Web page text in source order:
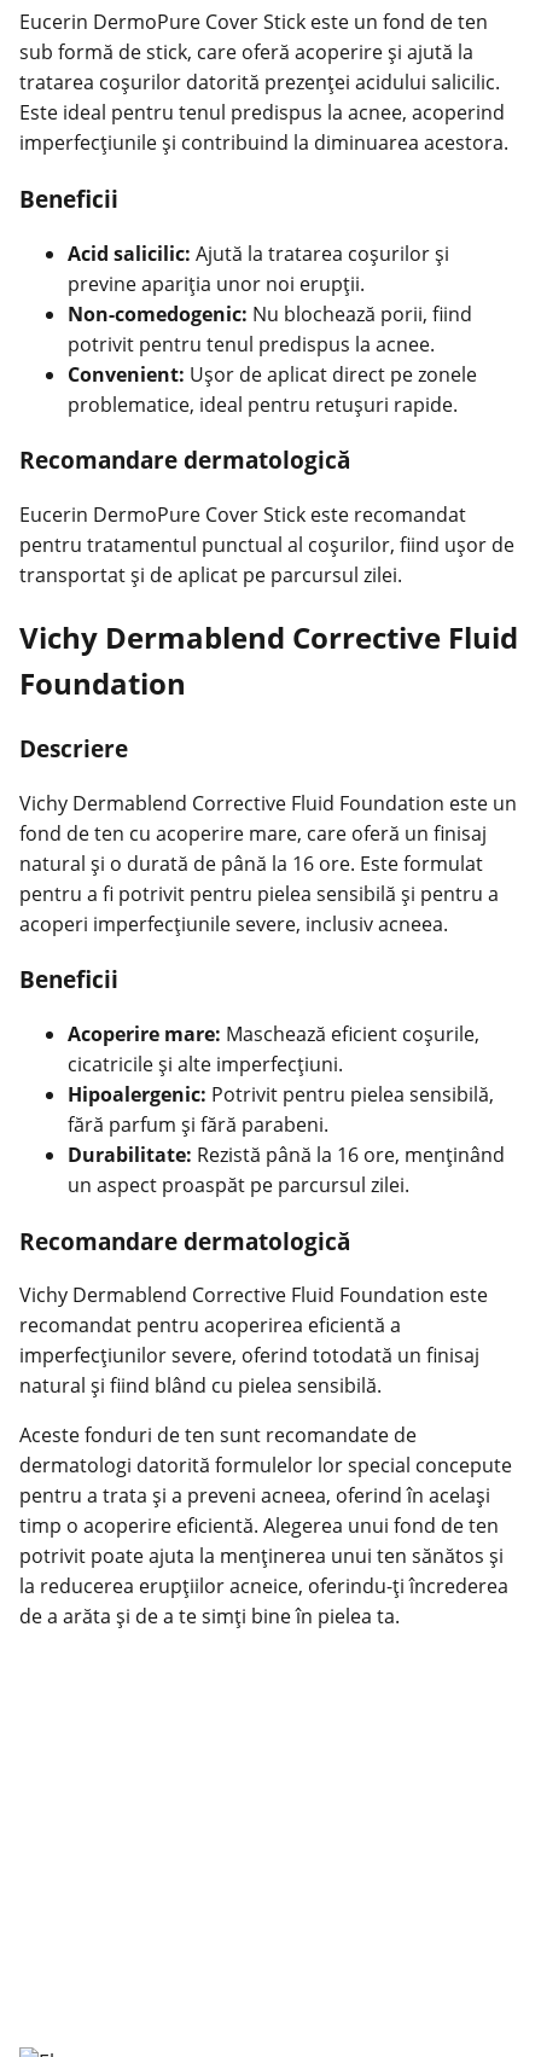
Eucerin DermoPure Cover Stick este un fond de ten
sub formă de stick, care oferă acoperire și ajută la
tratarea coșurilor datorită prezenței acidului salicilic.
Este ideal pentru tenul predispus la acnee, acoperind
imperfecțiunile și contribuind la diminuarea acestora.
Beneficii
Acid salicilic: Ajută la tratarea coșurilor și
previne apariția unor noi erupții.
Non-comedogenic: Nu blochează porii, fiind
potrivit pentru tenul predispus la acnee.
Convenient: Ușor de aplicat direct pe zonele
problematice, ideal pentru retușuri rapide.
Recomandare dermatologică
Eucerin DermoPure Cover Stick este recomandat
pentru tratamentul punctual al coșurilor, fiind ușor de
transportat și de aplicat pe parcursul zilei.
Vichy Dermablend Corrective Fluid
Foundation
Descriere
Vichy Dermablend Corrective Fluid Foundation este un
fond de ten cu acoperire mare, care oferă un finisaj
natural și o durată de până la 16 ore. Este formulat
pentru a fi potrivit pentru pielea sensibilă și pentru a
acoperi imperfecțiunile severe, inclusiv acneea.
Beneficii
Acoperire mare: Maschează eficient coșurile,
cicatricile și alte imperfecțiuni.
Hipoalergenic: Potrivit pentru pielea sensibilă,
fără parfum și fără parabeni.
Durabilitate: Rezistă până la 16 ore, menținând
un aspect proaspăt pe parcursul zilei.
Recomandare dermatologică
Vichy Dermablend Corrective Fluid Foundation este
recomandat pentru acoperirea eficientă a
imperfecțiunilor severe, oferind totodată un finisaj
natural și fiind blând cu pielea sensibilă.
Aceste fonduri de ten sunt recomandate de
dermatologi datorită formulelor lor special concepute
pentru a trata și a preveni acneea, oferind în același
timp o acoperire eficientă. Alegerea unui fond de ten
potrivit poate ajuta la menținerea unui ten sănătos și
la reducerea erupțiilor acneice, oferindu-ți încrederea
de a arăta și de a te simți bine în pielea ta.